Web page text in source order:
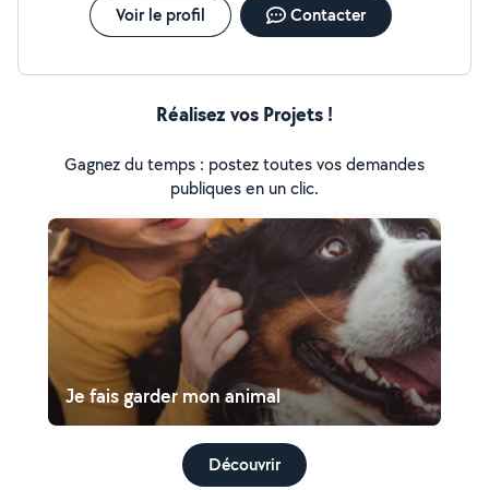
Voir le profil Contacter
Réalisez vos Projets !
Gagnez du temps : postez toutes vos demandes
publiques en un clic.
Je fais garder mon animal
Découvrir